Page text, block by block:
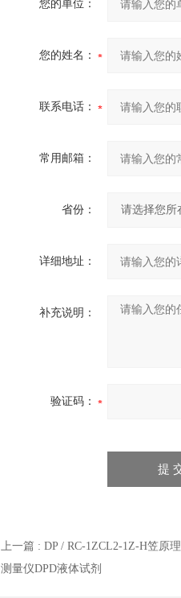
您的单位：
您的姓名：
联系电话：
常用邮箱：
省份：
详细地址：
补充说明：
验证码：
上一篇 : DP / RC-1ZCL2-1Z-H笠原
测量仪DPD液体试剂